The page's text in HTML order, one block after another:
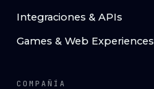
Integraciones & APIs
Games & Web Experiences
COMPAÑÍA